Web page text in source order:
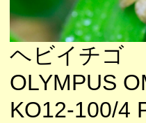
ヘビイチゴ
OLYMPUS
KO12-100/4